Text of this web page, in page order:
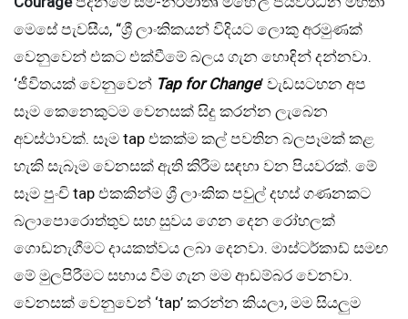
මෙසේ පැවසීය, “ශ්‍රී ලාංකිකයන් විදියට ලොකු අරමුණක්
වෙනුවෙන් එකට එක්වීමේ බලය ගැන හොඳින් දන්නවා.
‘ජීවිතයක් වෙනුවෙන් Tap for Change’ වැඩසටහන අප
සෑම කෙනෙකුටම වෙනසක් සිදු කරන්න ලැබෙන
අවස්ථාවක්. සෑම tap එකක්ම කල් පවතින බලපෑමක් කළ
හැකි සැබෑම වෙනසක් ඇති කිරීම සඳහා වන පියවරක්. මේ
සෑම පුංචි tap එකකින්ම ශ්‍රී ලාංකික පවුල් දහස් ගණනකට
බලාපොරොත්තුව සහ සුවය ගෙන දෙන රෝහලක්
ගොඩනැගීමට දායකත්වය ලබා දෙනවා. මාස්ටර්කාඩ් සමඟ
මේ මුලපිරීමට සහාය වීම ගැන මම ආඩම්බර වෙනවා.
වෙනසක් වෙනුවෙන් ‘tap’ කරන්න කියලා, මම සියලුම